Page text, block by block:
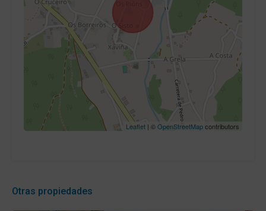
Leaflet | ©OpenStreetMapcontributors
Otras propiedades